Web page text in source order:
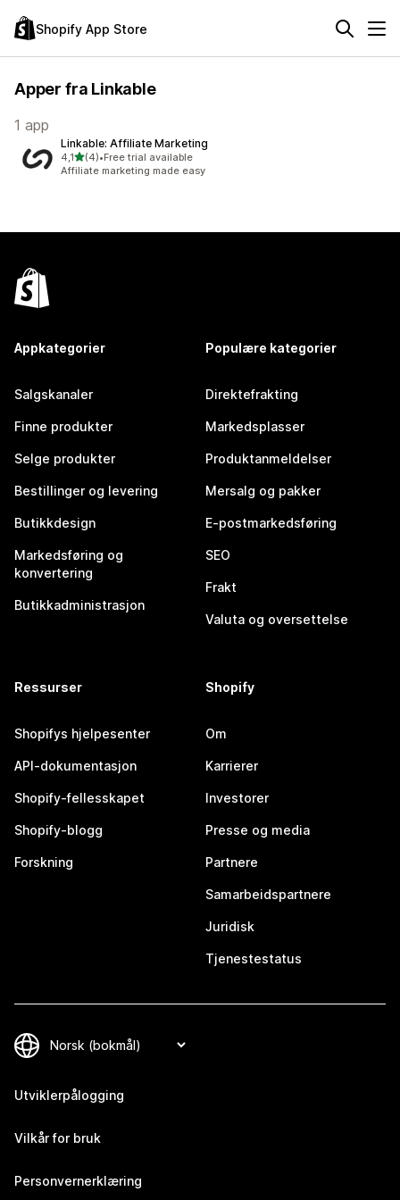
Shopify App Store
Apper fra Linkable
1 app
Linkable: Affiliate Marketing
4,1av 5 stjerner
(4)
Totalt 4 omtaler
•Free trial available
Affiliate marketing made easy
Appkategorier
Salgskanaler
Finne produkter
Selge produkter
Bestillinger og levering
Butikkdesign
Markedsføring og
konvertering
Butikkadministrasjon
Populære kategorier
Direktefrakting
Markedsplasser
Produktanmeldelser
Mersalg og pakker
E-postmarkedsføring
SEO
Frakt
Valuta og oversettelse
Ressurser
Shopifys hjelpesenter
API-dokumentasjon
Shopify-fellesskapet
Shopify-blogg
Forskning
Shopify
Om
Karrierer
Investorer
Presse og media
Partnere
Samarbeidspartnere
Juridisk
Tjenestestatus
Utviklerpålogging
Vilkår for bruk
Personvernerklæring